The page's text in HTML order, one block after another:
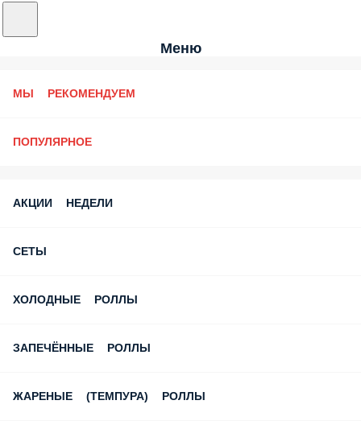
Меню
МЫ РЕКОМЕНДУЕМ
ПОПУЛЯРНОЕ
АКЦИИ НЕДЕЛИ
СЕТЫ
ХОЛОДНЫЕ РОЛЛЫ
ЗАПЕЧЁННЫЕ РОЛЛЫ
ЖАРЕНЫЕ (ТЕМПУРА) РОЛЛЫ